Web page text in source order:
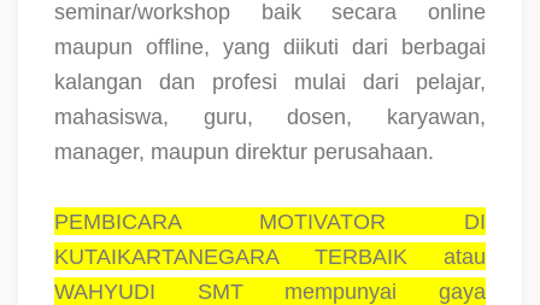
seminar/workshop baik secara online
maupun offline, yang diikuti dari berbagai
kalangan dan profesi mulai dari pelajar,
mahasiswa, guru, dosen, karyawan,
manager, maupun direktur perusahaan.
PEMBICARA MOTIVATOR DI
KUTAIKARTANEGARA TERBAIK atau
WAHYUDI SMT mempunyai gaya